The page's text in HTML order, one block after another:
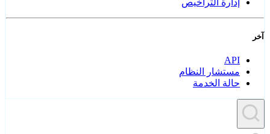
آخر
API
مستشار النظام
حالة الخدمة